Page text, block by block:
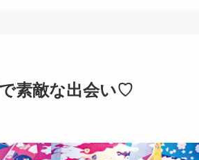
素敵な出会い♡